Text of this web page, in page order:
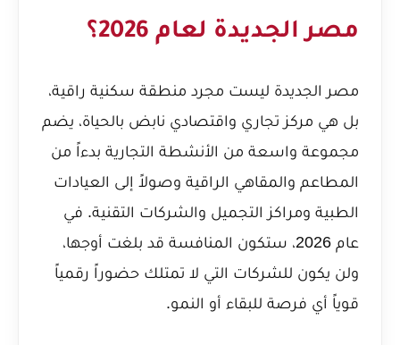
مصر الجديدة لعام 2026؟
مصر الجديدة ليست مجرد منطقة سكنية راقية،
بل هي مركز تجاري واقتصادي نابض بالحياة، يضم
مجموعة واسعة من الأنشطة التجارية بدءاً من
المطاعم والمقاهي الراقية وصولاً إلى العيادات
الطبية ومراكز التجميل والشركات التقنية. في
عام 2026، ستكون المنافسة قد بلغت أوجها،
ولن يكون للشركات التي لا تمتلك حضوراً رقمياً
قوياً أي فرصة للبقاء أو النمو.